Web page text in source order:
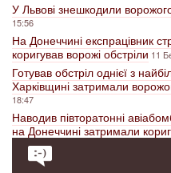
У Львові знешкодили
15:56
На Донеччині експрацівник
коригував ворожі обстріли 11
Готував обстріл однієї з
Харківщині затримали
18:47
Наводив півторатонні
на Донеччині затримали